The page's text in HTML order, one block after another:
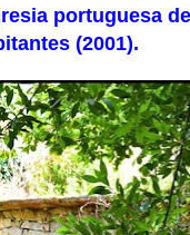
portuguesa
(2001).